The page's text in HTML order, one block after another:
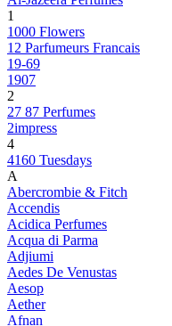
1
1000 Flowers
12 Parfumeurs Francais
19-69
1907
2
27 87 Perfumes
2impress
4
4160 Tuesdays
A
Abercrombie & Fitch
Accendis
Acidica Perfumes
Acqua di Parma
Adjiumi
Aedes De Venustas
Aesop
Aether
Afnan